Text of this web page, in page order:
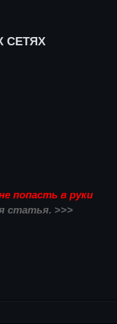
СЕТЯХ
попасть в руки
статья. >>>